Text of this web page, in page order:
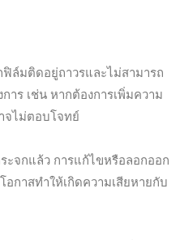
ฟิล์มติดอยู่ถาวรและไม่สามารถ
าร เช่น หากต้องการเพิ่มความ
จไม่ตอบโจทย์
ะจกแล้ว การแก้ไขหรือลอกออก
กาสทำให้เกิดความเสียหายกับ